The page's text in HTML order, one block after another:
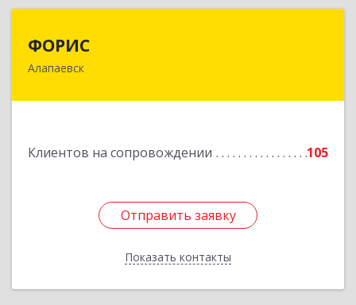
ФОРИС
Алапаевск
Клиентов на сопровождении 105
Отправить заявку
Показать контакты
624601, Свердловская обл, Алапаевск г, Ленина
Отправить заявку
Назад